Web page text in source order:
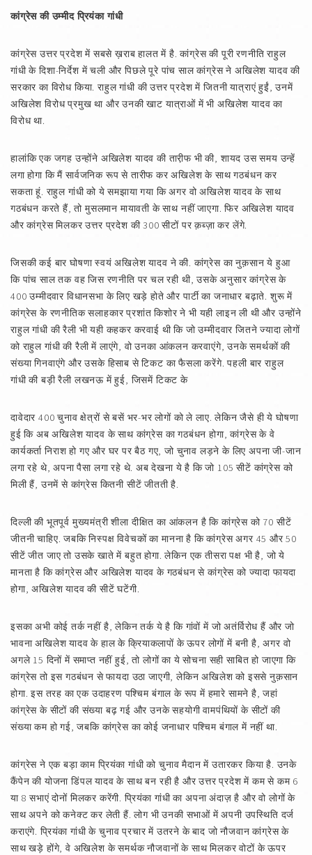
कांग्रेस की उम्मीद प्रियंका गांधी
कांग्रेस उत्तर प्रदेश में सबसे ख़राब हालत में है. कांग्रेस की पूरी रणनीति राहुल
गांधी के दिशा-निर्देश में चली और पिछले पूरे पांच साल कांग्रेस ने अखिलेश यादव की
सरकार का विरोध किया. राहुल गांधी की उत्तर प्रदेश में जितनी यात्राएं हुईं, उनमें
अखिलेश विरोध प्रमुख था और उनकी खाट यात्राओं में भी अखिलेश यादव का
विरोध था.
हालांकि एक जगह उन्होंने अखिलेश यादव की तारी़फ भी की, शायद उस समय उन्हें
लगा होगा कि मैं सार्वजनिक रूप से तारीफ कर अखिलेश के साथ गठबंधन कर
सकता हूं. राहुल गांधी को ये समझाया गया कि अगर वो अखिलेश यादव के साथ
गठबंधन करते हैं, तो मुसलमान मायावती के साथ नहीं जाएगा. फिर अखिलेश यादव
और कांग्रेस मिलकर उत्तर प्रदेश की 300 सीटों पर क़ब्ज़ा कर लेंगे.
जिसकी कई बार घोषणा स्वयं अखिलेश यादव ने की. कांग्रेस का नुक़सान ये हुआ
कि पांच साल तक वह जिस रणनीति पर चल रही थी, उसके अनुसार कांग्रेस के
400 उम्मीदवार विधानसभा के लिए खड़े होते और पार्टी का जनाधार बढ़ाते. शुरू में
कांग्रेस के रणनीतिक सलाहकार प्रशांत किशोर ने भी यही लाइन ली थी और उन्होंने
राहुल गांधी की रैली भी यही कहकर करवाई थी कि जो उम्मीदवार जितने ज्यादा लोगों
को राहुल गांधी की रैली में लाएंगे, वो उनका आंकलन करवाएंगे, उनके समर्थकों की
संख्या गिनवाएंगे और उसके हिसाब से टिकट का फैसला करेंगे. पहली बार राहुल
गांधी की बड़ी रैली लखनऊ में हुई, जिसमें टिकट के
दावेदार 400 चुनाव क्षेत्रों से बसें भर-भर लोगों को ले लाए. लेकिन जैसे ही ये घोषणा
हुई कि अब अखिलेश यादव के साथ कांग्रेस का गठबंधन होगा, कांग्रेस के वे
कार्यकर्ता निराश हो गए और घर पर बैठ गए, जो चुनाव लड़ने के लिए अपना जी-जान
लगा रहे थे, अपना पैसा लगा रहे थे. अब देखना ये है कि जो 105 सीटें कांग्रेस को
मिली हैं, उनमें से कांग्रेस कितनी सीटें जीतती है.
दिल्ली की भूतपूर्व मुख्यमंत्री शीला दीक्षित का आंकलन है कि कांग्रेस को 70 सीटें
जीतनी चाहिए. जबकि निस्पक्ष विवेचकों का मानना है कि कांग्रेस अगर 45 और 50
सीटें जीत जाए तो उसके खाते में बहुत होगा. लेकिन एक तीसरा पक्ष भी है, जो ये
मानता है कि कांग्रेस और अखिलेश यादव के गठबंधन से कांग्रेस को ज्यादा फायदा
होगा, अखिलेश यादव की सीटें घटेंगी.
इसका अभी कोई तर्क नहीं है, लेकिन तर्क ये है कि गांवों में जो अतंर्विरोध हैं और जो
भावना अखिलेश यादव के हाल के क्रियाकलापों के ऊपर लोगों में बनी है, अगर वो
अगले 15 दिनों में समाप्त नहीं हुई, तो लोगों का ये सोचना सही साबित हो जाएगा कि
कांग्रेस तो इस गठबंधन से फायदा उठा जाएगी, लेकिन अखिलेश को इससे नुक़सान
होगा. इस तरह का एक उदाहरण पश्चिम बंगाल के रूप में हमारे सामने है, जहां
कांग्रेस के सीटों की संख्या बढ़ गई और उनके सहयोगी वामपंथियों के सीटों की
संख्या कम हो गई, जबकि कांग्रेस का कोई जनाधार पश्चिम बंगाल में नहीं था.
कांग्रेस ने एक बड़ा काम प्रियंका गांधी को चुनाव मैदान में उतारकर किया है. उनके
कैंपेन की योजना डिंपल यादव के साथ बन रही है और उत्तर प्रदेश में कम से कम 6
या 8 सभाएं दोनों मिलकर करेंगी. प्रियंका गांधी का अपना अंदाज़ है और वो लोगों के
साथ अपने को कनेक्ट कर लेती हैं. लोग भी उनकी सभाओं में अपनी उपस्थिति दर्ज
कराएंगे. प्रियंका गांधी के चुनाव प्रचार में उतरने के बाद जो नौजवान कांग्रेस के
साथ खड़े होंगे, वे अखिलेश के समर्थक नौजवानों के साथ मिलकर वोटों के ऊपर